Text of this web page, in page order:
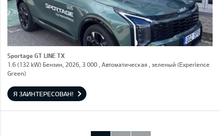
Sportage GT LINE TX
1.6 (132 kW) Бензин, 2026, 3 000 , Автоматическая , зеленый (Experience
Green)
Я ЗАИНТЕРЕСОВАН!